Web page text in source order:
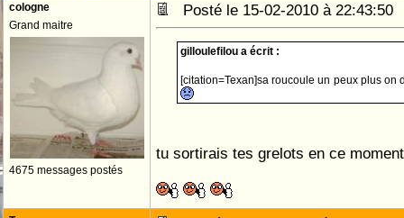
cologne
Grand maitre
4675 messages postés
Posté le 15-02-2010 à
gilloulefilou a écrit :
[citation=Texan]sa roucoule un peux plus on
tu sortirais tes grelots en ce